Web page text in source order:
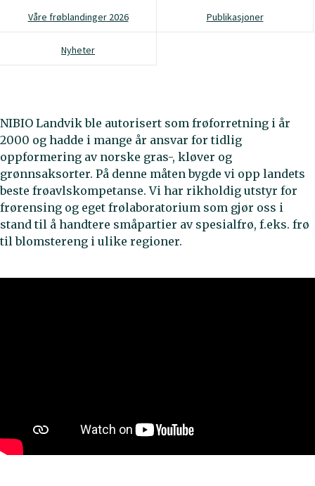
Våre frøblandinger 2026 Publikasjoner
Nyheter
NIBIO Landvik ble autorisert som frøforretning i år
2000 og hadde i mange år ansvar for tidlig
oppformering av norske gras-, kløver og
grønnsaksorter. På denne måten bygde vi opp landets
beste frøavlskompetanse. Vi har rikholdig utstyr for
frørensing og eget frølaboratorium som gjør oss i
stand til å handtere småpartier av spesialfrø, f.eks. frø
til blomstereng i ulike regioner.